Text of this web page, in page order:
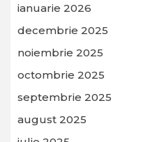
ianuarie 2026
decembrie 2025
noiembrie 2025
octombrie 2025
septembrie 2025
august 2025